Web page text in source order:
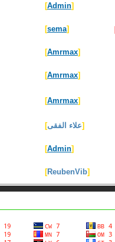
[
Admin
]
[
sema
]
[
Amrmax
]
[
Amrmax
]
[
Amrmax
]
[علاء الفقى]
[
Admin
]
[
ReubenVib
]